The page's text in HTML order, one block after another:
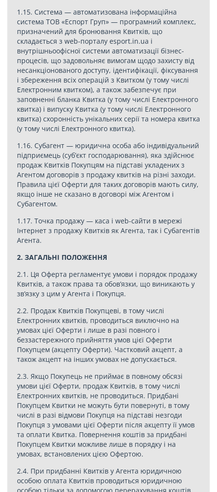
1.15. Система — автоматизована інформаційна
система ТОВ «Еспорт Груп» — програмний комплекс,
призначений для бронювання Квитків, що
складається з web-порталу esport.in.ua і
внутрішньоофісної системи автоматизації бізнес-
процесів, що задовольняє вимогам щодо захисту від
несанкціонованого доступу, ідентифікації, фіксування
і збереження всіх операцій з Квитком (у тому числі
Електронним квитком), а також забезпечує при
заповненні бланка Квитка (у тому числі Електронного
квитка) і випуску Квитка (у тому числі Електронного
квитка) схоронність унікальних серії та номера квитка
(у тому числі Електронного квитка).
1.16. Субагент — юридична особа або індивідуальний
підприємець (суб’єкт господарювання), яка здійснює
продаж Квитків Покупцям на підставі укладених з
Агентом договорів з продажу квитків на різні заходи.
Правила цієї Оферти для таких договорів мають силу,
якщо інше не сказано в договорі між Агентом і
Субагентом.
1.17. Точка продажу — каса і web-сайти в мережі
Інтернет з продажу Квитків як Агента, так і Субагентів
Агента.
2. ЗАГАЛЬНІ ПОЛОЖЕННЯ
2.1. Ця Оферта регламентує умови і порядок продажу
Квитків, а також права та обов’язки, що виникають у
зв’язку з цим у Агента і Покупця.
2.2. Продаж Квитків Покупцеві, в тому числі
Електронних квитків, проводиться виключно на
умовах цієї Оферти і лише в разі повного і
беззастережного прийняття умов цієї Оферти
Покупцем (акцепту Оферти). Частковий акцепт, а
також акцепт на інших умовах не допускається.
2.3. Якщо Покупець не приймає в повному обсязі
умови цієї Оферти, продаж Квитків, в тому числі
Електронних квитків, не проводиться. Придбані
Покупцем Квитки не можуть бути повернуті, в тому
числі в разі відмови Покупця на підставі незгоди
Покупця з умовами цієї Оферти після акцепту її умов
та оплати Квитка. Повернення коштів за придбані
Покупцем Квитки можливе лише в порядку і на
умовах, встановлених цією Офертою.
2.4. При придбанні Квитків у Агента юридичною
особою оплата Квитків проводиться юридичною